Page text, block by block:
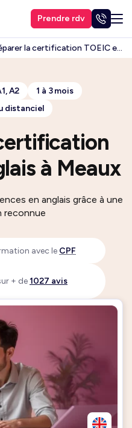
Prendre rdv
Préparer la certification TOEIC en anglais
à Meaux
A2
1 à 3 mois
distanciel
en anglais grâce à une
avec le CPF
+ de1027 avis